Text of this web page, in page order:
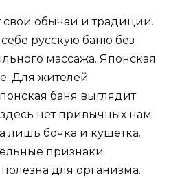
свои обычаи и традиции.
русскую баню без
массажа. Японская
Для жителей
баня выглядит
нет привычных нам
лишь бочка и кушетка.
признаки
для организма.